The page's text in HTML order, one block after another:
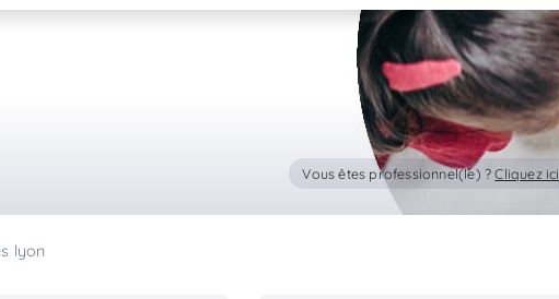
Vous êtes professionnel(le) ?Cliquez ici
lyon